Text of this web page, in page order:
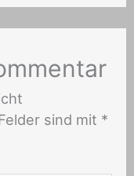
sind mit *